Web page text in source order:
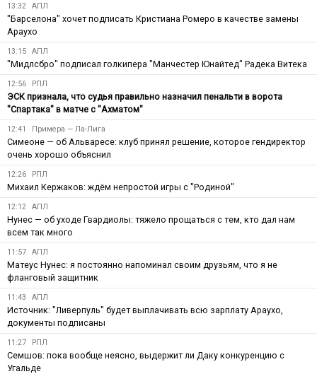
13:32 АПЛ
"Барселона" хочет подписать Кристиана Ромеро в качестве замены
Араухо
13:15 АПЛ
"Мидлсбро" подписал голкипера "Манчестер Юнайтед" Радека Витека
12:56 РПЛ
ЭСК признала, что судья правильно назначил пенальти в ворота
"Спартака" в матче с "Ахматом"
12:41 Примера — Ла-Лига
Симеоне — об Альваресе: клуб принял решение, которое гендиректор
очень хорошо объяснил
12:26 РПЛ
Михаил Кержаков: ждём непростой игры с "Родиной"
12:12 АПЛ
Нунес — об уходе Гвардиолы: тяжело прощаться с тем, кто дал нам
всем так много
11:57 АПЛ
Матеус Нунес: я постоянно напоминал своим друзьям, что я не
фланговый защитник
11:43 АПЛ
Источник: "Ливерпуль" будет выплачивать всю зарплату Араухо,
документы подписаны
11:27 РПЛ
Семшов: пока вообще неясно, выдержит ли Даку конкуренцию с
Угальде